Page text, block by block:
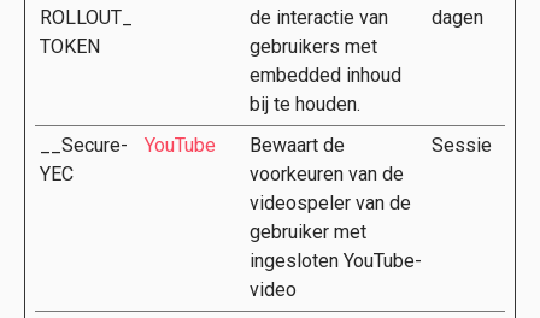
ROLLOUT_
TOKEN
de interactie van
gebruikers met
embedded inhoud
bij te houden.
dagen
__Secure-
YEC
YouTube
Bewaart de
voorkeuren van de
videospeler van de
gebruiker met
ingesloten YouTube-
video
Sessie